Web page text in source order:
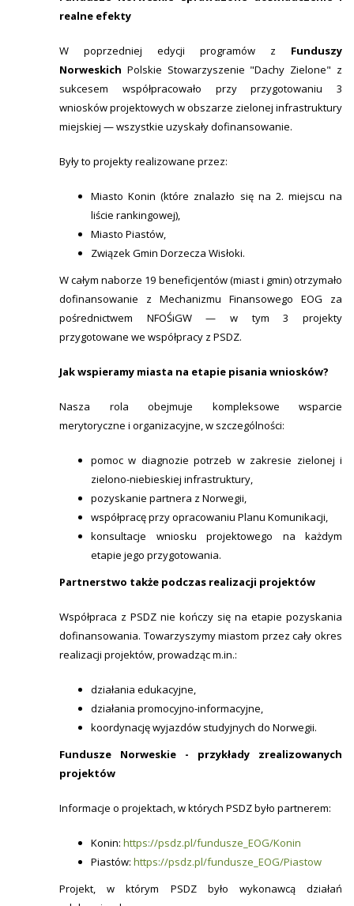
realne efekty
W poprzedniej edycji programów z Funduszy
Norweskich Polskie Stowarzyszenie "Dachy Zielone" z
sukcesem współpracowało przy przygotowaniu 3
wniosków projektowych w obszarze zielonej infrastruktury
miejskiej — wszystkie uzyskały dofinansowanie.
Były to projekty realizowane przez:
Miasto Konin (które znalazło się na 2. miejscu na
liście rankingowej),
Miasto Piastów,
Związek Gmin Dorzecza Wisłoki.
W całym naborze 19 beneficjentów (miast i gmin) otrzymało
dofinansowanie z Mechanizmu Finansowego EOG za
pośrednictwem NFOŚiGW — w tym 3 projekty
przygotowane we współpracy z PSDZ.
Jak wspieramy miasta na etapie pisania wniosków?
Nasza rola obejmuje kompleksowe wsparcie
merytoryczne i organizacyjne, w szczególności:
pomoc w diagnozie potrzeb w zakresie zielonej i
zielono-niebieskiej infrastruktury,
pozyskanie partnera z Norwegii,
współpracę przy opracowaniu Planu Komunikacji,
konsultacje wniosku projektowego na każdym
etapie jego przygotowania.
Partnerstwo także podczas realizacji projektów
Współpraca z PSDZ nie kończy się na etapie pozyskania
dofinansowania. Towarzyszymy miastom przez cały okres
realizacji projektów, prowadząc m.in.:
działania edukacyjne,
działania promocyjno-informacyjne,
koordynację wyjazdów studyjnych do Norwegii.
Fundusze Norweskie - przykłady zrealizowanych
projektów
Informacje o projektach, w których PSDZ było partnerem:
Konin: https://psdz.pl/fundusze_EOG/Konin
Piastów: https://psdz.pl/fundusze_EOG/Piastow
Projekt, w którym PSDZ było wykonawcą działań